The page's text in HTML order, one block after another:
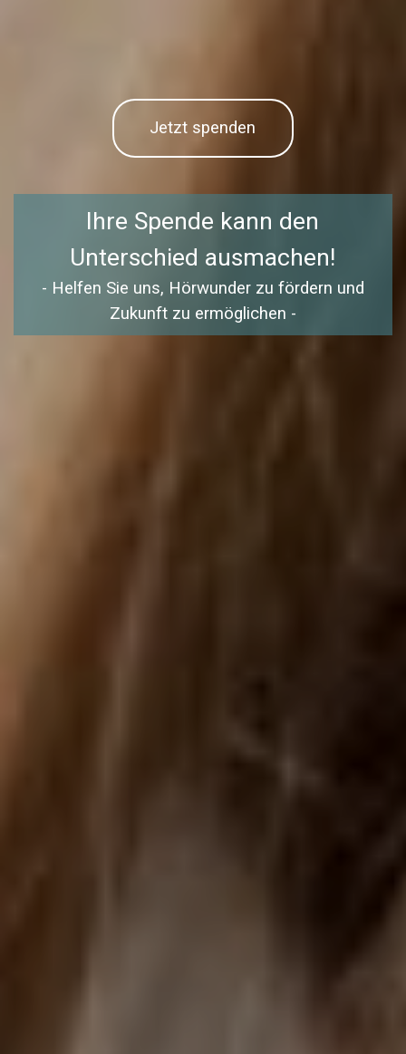
Jetzt spenden
Ihre Spende kann den
Unterschied ausmachen!
- Helfen Sie uns, Hörwunder zu fördern und
Zukunft zu ermöglichen -